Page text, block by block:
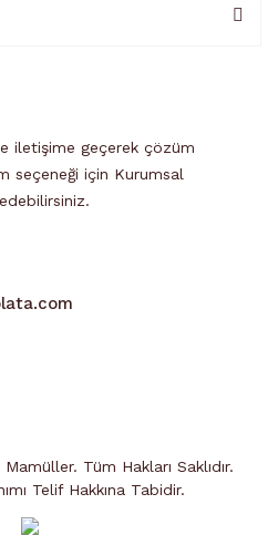
iletişime geçerek çözüm
seçeneği için Kurumsal
Tüm Hakları Saklıdır.
Telif Hakkına Tabidir.